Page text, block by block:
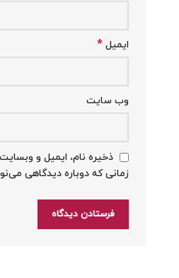
ایمیل *
وب‌ سایت
ذخیره نام، ایمیل و
زمانی که دوباره دیدگاهی